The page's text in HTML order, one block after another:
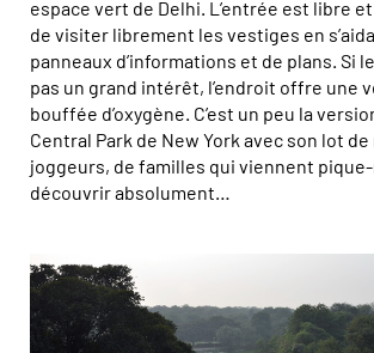
espace vert de Delhi. L’entrée est libre
de visiter librement les vestiges en
panneaux d’informations et de plans. Si
pas un grand intérêt, l’endroit offre une
bouffée d’oxygène. C’est un peu la
Central Park de New York avec son lot
joggeurs, de familles qui viennent
découvrir absolument…